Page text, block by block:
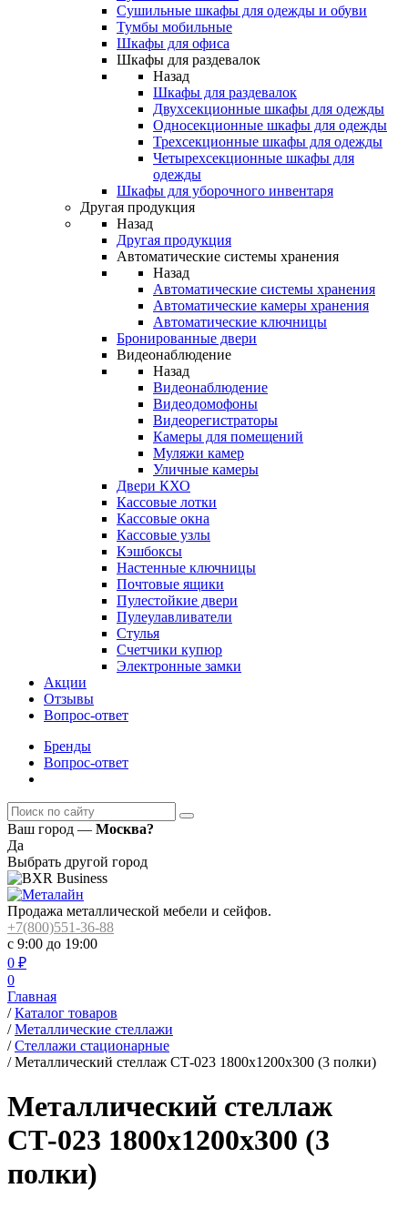
Сушильные шкафы для одежды и обуви
Тумбы мобильные
Шкафы для офиса
Шкафы для раздевалок
Назад
Шкафы для раздевалок
Двухсекционные шкафы для одежды
Односекционные шкафы для одежды
Трехсекционные шкафы для одежды
Четырехсекционные шкафы для
одежды
Шкафы для уборочного инвентаря
Другая продукция
Назад
Другая продукция
Автоматические системы хранения
Назад
Автоматические системы хранения
Автоматические камеры хранения
Автоматические ключницы
Бронированные двери
Видеонаблюдение
Назад
Видеонаблюдение
Видеодомофоны
Видеорегистраторы
Камеры для помещений
Муляжи камер
Уличные камеры
Двери КХО
Кассовые лотки
Кассовые окна
Кассовые узлы
Кэшбоксы
Настенные ключницы
Почтовые ящики
Пулестойкие двери
Пулеулавливатели
Стулья
Счетчики купюр
Электронные замки
Акции
Отзывы
Вопрос-ответ
Бренды
Вопрос-ответ
Ваш город — Москва?
Да
Выбрать другой город
Продажа металлической мебели и сейфов.
+7(800)551-36-88
с 9:00 до 19:00
0 ₽
0
Главная
/ Каталог товаров
/ Металлические стеллажи
/ Стеллажи стационарные
/ Металлический стеллаж СТ-023 1800x1200x300 (3 полки)
Металлический стеллаж
СТ-023 1800x1200x300 (3
полки)